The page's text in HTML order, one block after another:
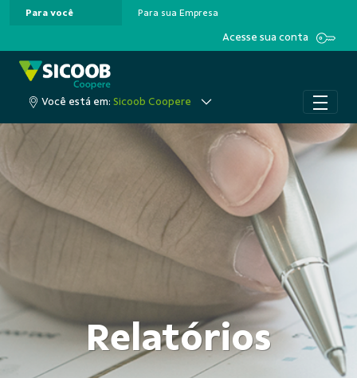
Pular para o Conteúdo principal
Para você Para sua Empresa
Acesse sua conta
Você está em: Sicoob Coopere
Relatórios